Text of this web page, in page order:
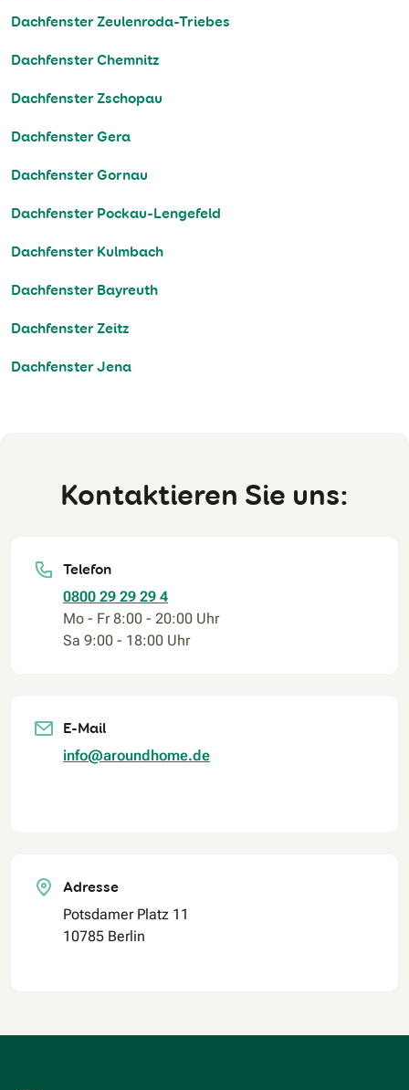
Dachfenster Zeulenroda-Triebes
Dachfenster Chemnitz
Dachfenster Zschopau
Dachfenster Gera
Dachfenster Gornau
Dachfenster Pockau-Lengefeld
Dachfenster Kulmbach
Dachfenster Bayreuth
Dachfenster Zeitz
Dachfenster Jena
Kontaktieren Sie uns:
Telefon
0800 29 29 29 4
Mo - Fr 8:00 - 20:00 Uhr
Sa 9:00 - 18:00 Uhr
E-Mail
info@aroundhome.de
Adresse
Potsdamer Platz 11
10785 Berlin